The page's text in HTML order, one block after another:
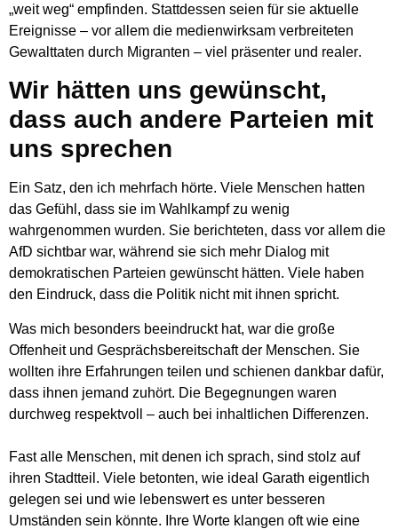
„weit weg“ empfinden. Stattdessen seien für sie aktuelle
Ereignisse – vor allem die medienwirksam verbreiteten
Gewalttaten durch Migranten – viel präsenter und realer.
Wir hätten uns gewünscht,
dass auch andere Parteien mit
uns sprechen
Ein Satz, den ich mehrfach hörte. Viele Menschen hatten
das Gefühl, dass sie im Wahlkampf zu wenig
wahrgenommen wurden. Sie berichteten, dass vor allem die
AfD sichtbar war, während sie sich mehr Dialog mit
demokratischen Parteien gewünscht hätten. Viele haben
den Eindruck, dass die Politik nicht mit ihnen spricht.
Was mich besonders beeindruckt hat, war die große
Offenheit und Gesprächsbereitschaft der Menschen. Sie
wollten ihre Erfahrungen teilen und schienen dankbar dafür,
dass ihnen jemand zuhört. Die Begegnungen waren
durchweg respektvoll – auch bei inhaltlichen Differenzen.
Fast alle Menschen, mit denen ich sprach, sind stolz auf
ihren Stadtteil. Viele betonten, wie ideal Garath eigentlich
gelegen sei und wie lebenswert es unter besseren
Umständen sein könnte. Ihre Worte klangen oft wie eine